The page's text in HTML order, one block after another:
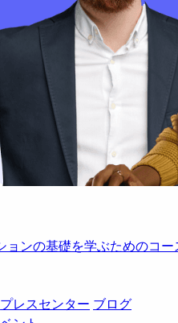
ンの基礎を学ぶためのコー
プレスセンター ブログ